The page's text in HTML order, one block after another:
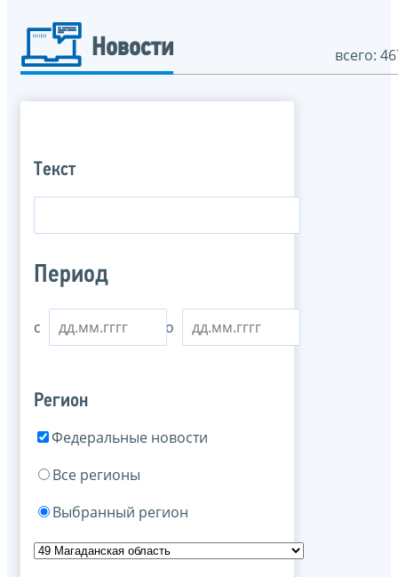
Новости всего:
Текст
Период
с по
Регион
Федеральные новости
Все регионы
Выбранный регион